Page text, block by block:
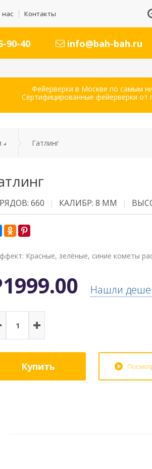
нас Контакты
90-40 info@bah-bah.ru
Фейерверки в Москве по самым
Сертифицированные фейерверки от
Гатлинг
660 КАЛИБР: 8 ММ
Красные, зелёные, синие кометы
1999.00 Нашли
Купить